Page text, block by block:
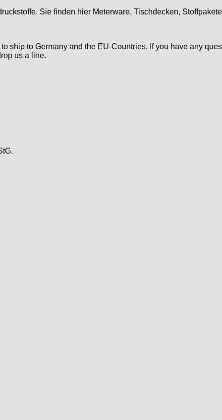
Sie finden hier Meterware, Tischdecken,
ship to Germany and the EU-Countries. If you have any
us a line.